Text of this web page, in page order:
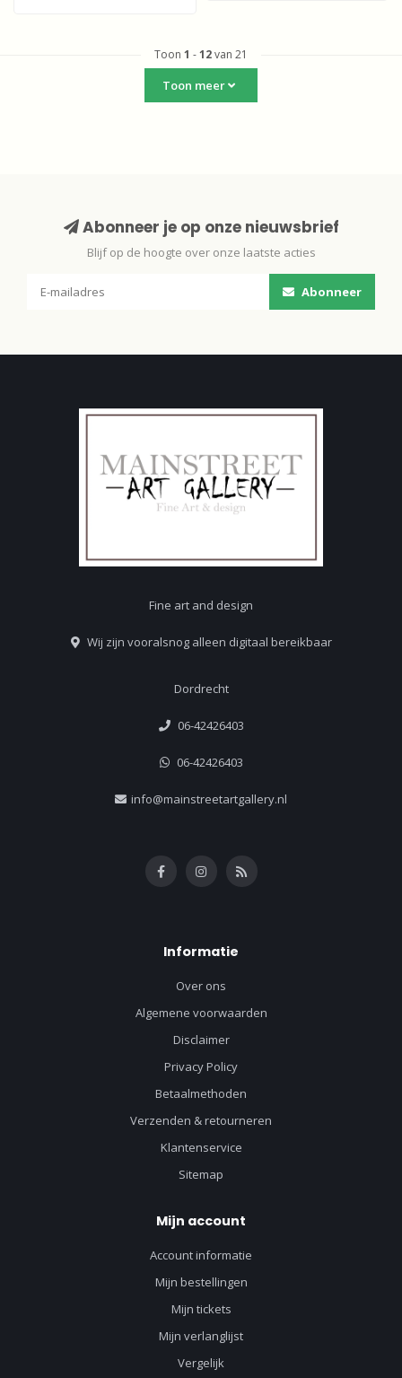
Toon 1 -12van 21
Toon meer
Abonneer je op onze nieuwsbrief
Blijf op de hoogte over onze laatste acties
Abonneer
Fine art and design
Wij zijn vooralsnog alleen digitaal bereikbaar
Dordrecht
06-42426403
06-42426403
info@mainstreetartgallery.nl
Informatie
Over ons
Algemene voorwaarden
Disclaimer
Privacy Policy
Betaalmethoden
Verzenden & retourneren
Klantenservice
Sitemap
Mijn account
Account informatie
Mijn bestellingen
Mijn tickets
Mijn verlanglijst
Vergelijk